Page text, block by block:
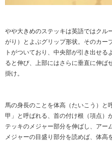
やや大きめのステッキは英語ではクル
がり）とよぶグリップ形状。そのカー
トがついており、中央部が引き出せ
ると伸び、上部にはさらに垂直に伸ば
掛け。
馬の身長のことを体高（たいこう）と
甲」と呼ばれる、首の付け根（項点）
テッキのメジャー部分を伸ばし、アー
メジャーの目盛り部分を読めば、体